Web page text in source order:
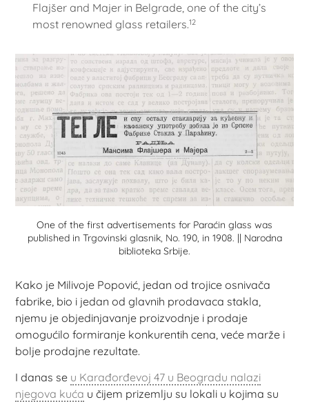
Flajšer and Majer in Belgrade, one of the city’s
most renowned glass retailers.12
One of the first advertisements for Paraćin glass was
published in Trgovinski glasnik, No. 190, in 1908. || Narodna
biblioteka Srbije.
Kako je Milivoje Popović, jedan od trojice osnivača
fabrike, bio i jedan od glavnih prodavaca stakla,
njemu je objedinjavanje proizvodnje i prodaje
omogućilo formiranje konkurentih cena, veće marže i
bolje prodajne rezultate.
I danas se u Karađorđevoj 47 u Beogradu nalazi
njegova kuća u čijem prizemlju su lokali u kojima su